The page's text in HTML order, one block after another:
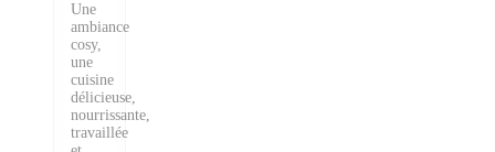
Une
ambiance
cosy,
une
cuisine
délicieuse,
nourrissante,
travaillée